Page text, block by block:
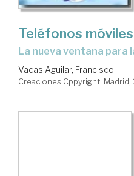
Teléfonos móviles
la nueva ventana para
Vacas Aguilar, Francisco
Creaciones Cppyright. Madrid,